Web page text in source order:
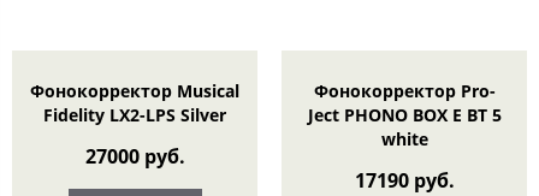
Фонокорректор Musical
Fidelity LX2-LPS Silver
27000 руб.
Фонокорректор Pro-
Ject PHONO BOX E BT 5
white
17190 руб.